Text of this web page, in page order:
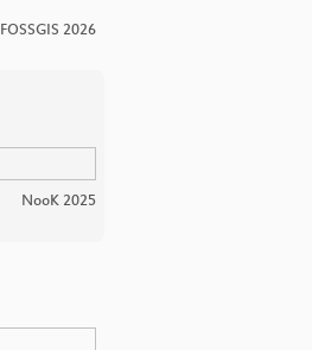
FOSSGIS 2026
NooK 2025